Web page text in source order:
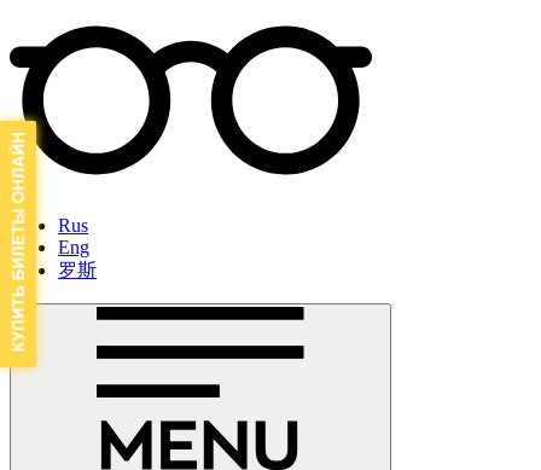
Rus
Eng
罗斯